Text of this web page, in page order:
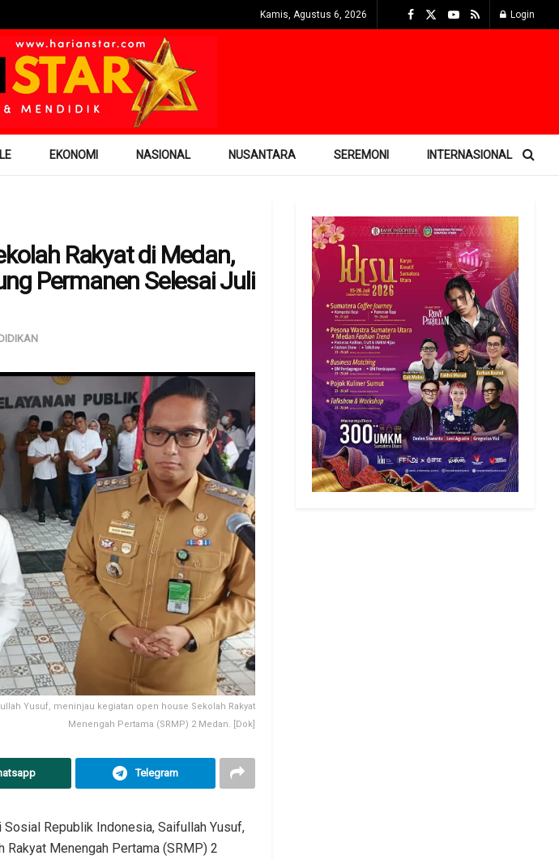
Kamis, Agustus 6, 2026 Login
EKONOMI NASIONAL NUSANTARA SEREMONI INTERNASIONAL
Rakyat di Medan,
Permanen Selesai Juli
Yusuf, meninjau kegiatan open house Sekolah Rakyat
Menengah Pertama (SRMP) 2 Medan. [Dok]
Telegram
Republik Indonesia, Saifullah Yusuf,
Rakyat Menengah Pertama (SRMP) 2